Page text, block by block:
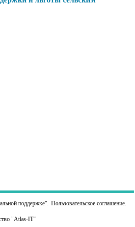
поддержке". Пользовательское соглашение.